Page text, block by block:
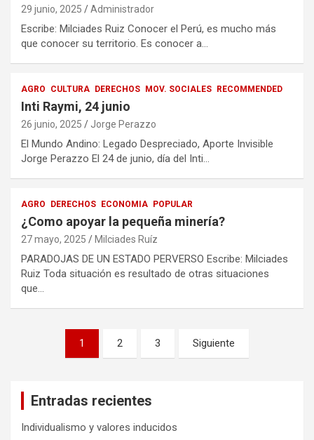
29 junio, 2025 Administrador
Escribe: Milciades Ruiz Conocer el Perú, es mucho más
que conocer su territorio. Es conocer a…
AGRO CULTURA DERECHOS MOV. SOCIALES RECOMMENDED
Inti Raymi, 24 junio
26 junio, 2025 Jorge Perazzo
El Mundo Andino: Legado Despreciado, Aporte Invisible
Jorge Perazzo El 24 de junio, día del Inti…
AGRO DERECHOS ECONOMIA POPULAR
¿Como apoyar la pequeña minería?
27 mayo, 2025 Milciades Ruíz
PARADOJAS DE UN ESTADO PERVERSO Escribe: Milciades
Ruiz Toda situación es resultado de otras situaciones
que…
Paginación
1 2 3 Siguiente
Entradas recientes
Individualismo y valores inducidos